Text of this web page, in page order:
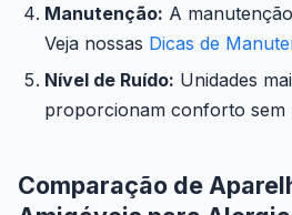
Manutenção: A
Veja nossas Dicas de
Nível de Ruído: Unidades
proporcionam conforto sem
Comparação de